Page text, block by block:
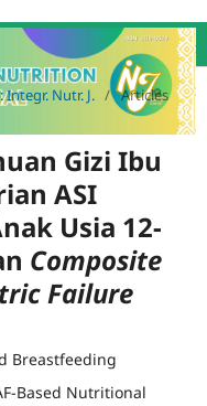
Integr. Nutr. J. / Articles
Gizi Ibu
ASI
Usia 12-
Composite
Failure
Breastfeeding
Based Nutritional